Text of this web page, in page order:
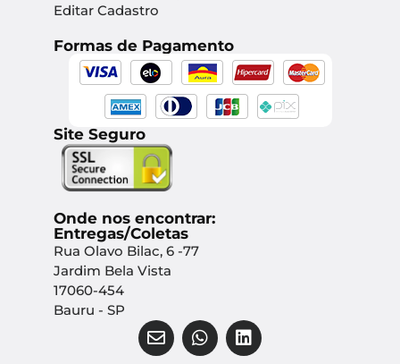
Editar Cadastro
Formas de Pagamento
Site Seguro
Onde nos encontrar:
Entregas/Coletas
Rua Olavo Bilac, 6 -77
Jardim Bela Vista
17060-454
Bauru - SP